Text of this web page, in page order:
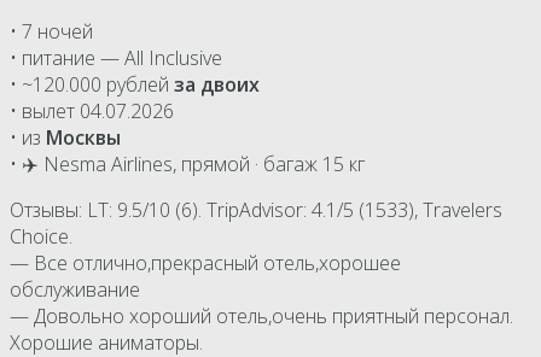
• 7 ночей
• питание — All Inclusive
• ~120.000 рублей за двоих
• вылет 04.07.2026
• из Москвы
• ✈️ Nesma Airlines, прямой · багаж 15 кг
Отзывы: LT: 9.5/10 (6). TripAdvisor: 4.1/5 (1533), Travelers
Choice.
— Все отлично,прекрасный отель,хорошее
обслуживание
— Довольно хороший отель,очень приятный персонал.
Хорошие аниматоры.